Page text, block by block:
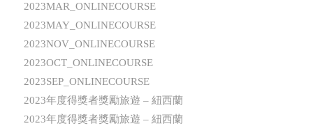
2023MAR_ONLINECOURSE
2023MAY_ONLINECOURSE
2023NOV_ONLINECOURSE
2023OCT_ONLINECOURSE
2023SEP_ONLINECOURSE
2023年度得獎者獎勵旅遊 – 紐西蘭
2023年度得獎者獎勵旅遊 – 紐西蘭